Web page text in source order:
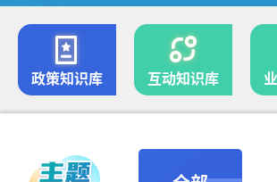
政策知识库 互动知识库